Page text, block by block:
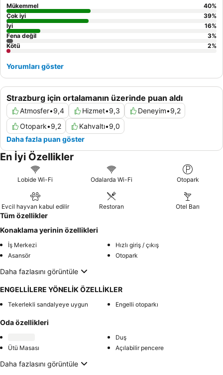
yenilenmiş odalardan birini talep etmeyi düşünebilirsiniz.
Strazburg için ortalamanın üzerinde puan aldı
Atmosfer•9,4 Hizmet•9,3 Deneyim•9,2
Otopark•9,2 Kahvaltı•9,0
Daha fazla puan göster
Mükemmel 40%
Çok iyi
39%
İyi
16%
Fena değil
3%
Kötü
2%
Yorumları göster
En İyi Özellikler
Lobide Wi-Fi Odalarda Wi-Fi Otopark
Evcil hayvan kabul edilir Restoran Otel Barı
Tüm özellikler
Konaklama yerinin özellikleri
İş Merkezi
Hızlı giriş / çıkış
Asansör
Otopark
Daha fazlasını görüntüle
ENGELLİLERE YÖNELİK ÖZELLİKLER
Tekerlekli sandalyeye uygun Engelli otoparkı
Oda özellikleri
Duş
Ütü Masası
Açılabilir pencere
Daha fazlasını görüntüle